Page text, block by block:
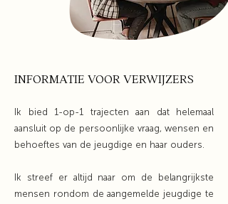
INFORMATIE VOOR VERWIJZERS
Ik bied 1-op-1 trajecten aan dat helemaal
aansluit op de persoonlijke vraag, wensen en
behoeftes van de jeugdige en haar ouders.
Ik streef er altijd naar om de belangrijkste
mensen rondom de aangemelde jeugdige te